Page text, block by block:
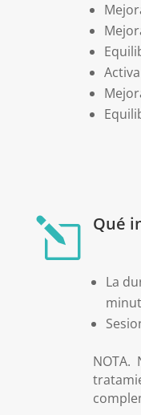
l Qué
La
NOTA.